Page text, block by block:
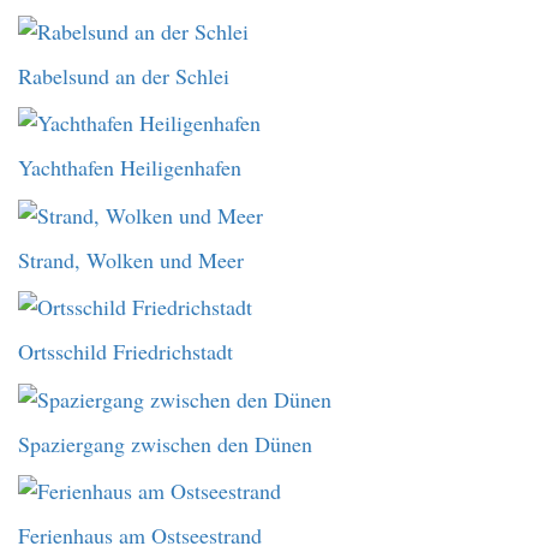
Rabelsund an der Schlei
Yachthafen Heiligenhafen
Strand, Wolken und Meer
Ortsschild Friedrichstadt
Spaziergang zwischen den Dünen
Ferienhaus am Ostseestrand